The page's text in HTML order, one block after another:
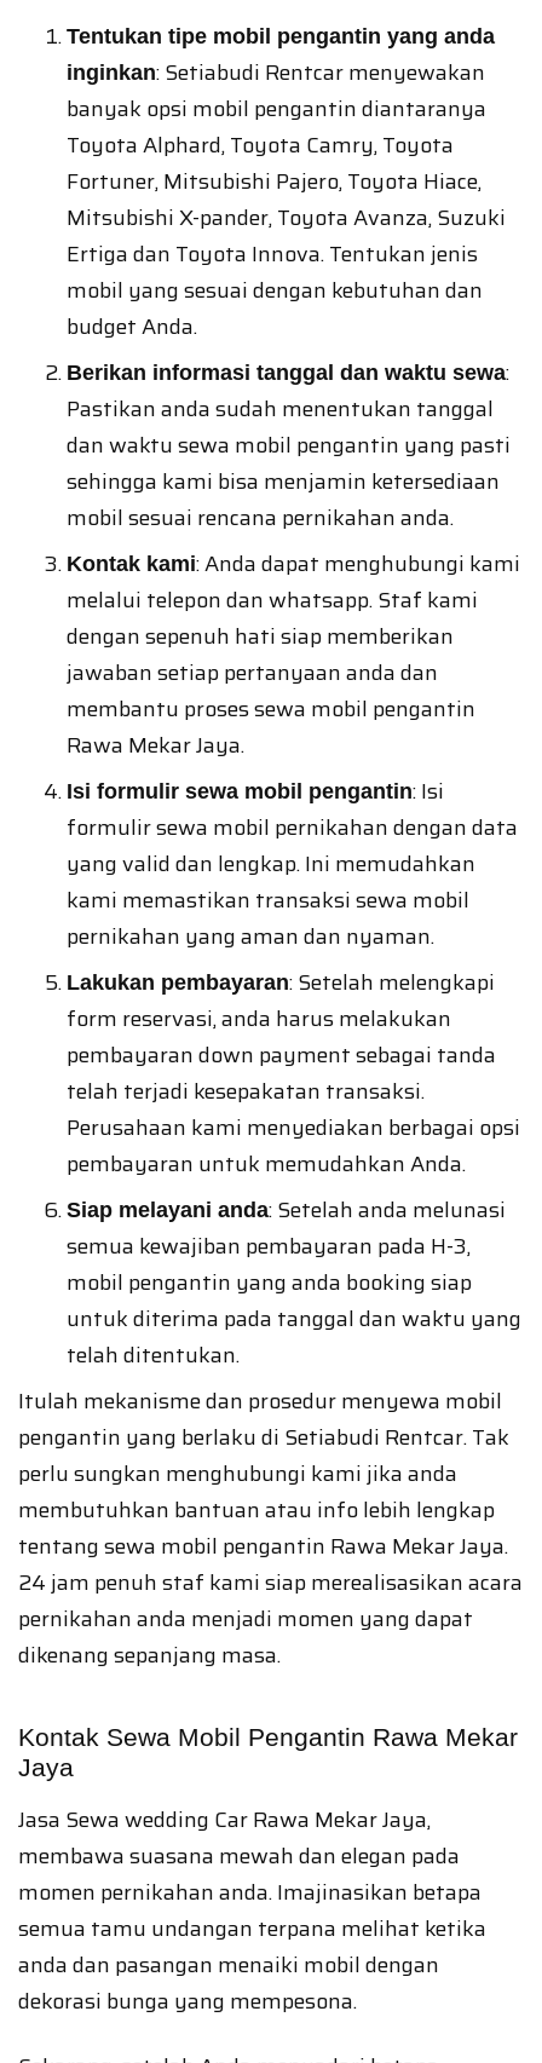
Tentukan tipe mobil pengantin yang anda
inginkan: Setiabudi Rentcar menyewakan
banyak opsi mobil pengantin diantaranya
Toyota Alphard, Toyota Camry, Toyota
Fortuner, Mitsubishi Pajero, Toyota Hiace,
Mitsubishi X-pander, Toyota Avanza, Suzuki
Ertiga dan Toyota Innova. Tentukan jenis
mobil yang sesuai dengan kebutuhan dan
budget Anda.
Berikan informasi tanggal dan waktu sewa:
Pastikan anda sudah menentukan tanggal
dan waktu sewa mobil pengantin yang pasti
sehingga kami bisa menjamin ketersediaan
mobil sesuai rencana pernikahan anda.
Kontak kami: Anda dapat menghubungi kami
melalui telepon dan whatsapp. Staf kami
dengan sepenuh hati siap memberikan
jawaban setiap pertanyaan anda dan
membantu proses sewa mobil pengantin
Rawa Mekar Jaya.
Isi formulir sewa mobil pengantin: Isi
formulir sewa mobil pernikahan dengan data
yang valid dan lengkap. Ini memudahkan
kami memastikan transaksi sewa mobil
pernikahan yang aman dan nyaman.
Lakukan pembayaran: Setelah melengkapi
form reservasi, anda harus melakukan
pembayaran down payment sebagai tanda
telah terjadi kesepakatan transaksi.
Perusahaan kami menyediakan berbagai opsi
pembayaran untuk memudahkan Anda.
Siap melayani anda: Setelah anda melunasi
semua kewajiban pembayaran pada H-3,
mobil pengantin yang anda booking siap
untuk diterima pada tanggal dan waktu yang
telah ditentukan.
Itulah mekanisme dan prosedur menyewa mobil
pengantin yang berlaku di Setiabudi Rentcar. Tak
perlu sungkan menghubungi kami jika anda
membutuhkan bantuan atau info lebih lengkap
tentang sewa mobil pengantin Rawa Mekar Jaya.
24 jam penuh staf kami siap merealisasikan acara
pernikahan anda menjadi momen yang dapat
dikenang sepanjang masa.
Kontak Sewa Mobil Pengantin Rawa Mekar
Jaya
Jasa Sewa wedding Car Rawa Mekar Jaya,
membawa suasana mewah dan elegan pada
momen pernikahan anda. Imajinasikan betapa
semua tamu undangan terpana melihat ketika
anda dan pasangan menaiki mobil dengan
dekorasi bunga yang mempesona.